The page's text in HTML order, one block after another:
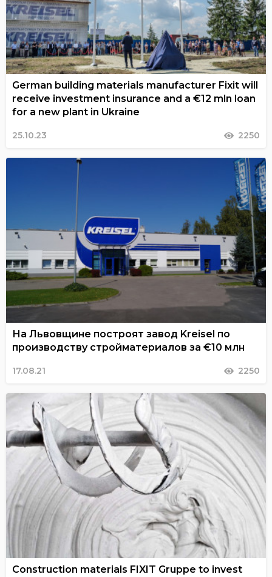
German building materials manufacturer Fixit will
receive investment insurance and a €12 mln loan
for a new plant in Ukraine
25.10.23 2250
На Львовщине построят завод Kreisel по
производству стройматериалов за €10 млн
17.08.21 2250
Construction materials FIXIT Gruppe to invest